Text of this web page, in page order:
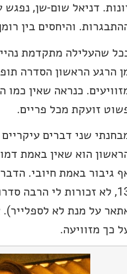
דניאל שום-שן,
והיחסים בין
שהעלילה מתקדמת
הרגע הראשון הסדרה
כנראה שאין
זועקת מכל פריים.
שני דברים
הוא שאין באמת
גיבור באמת חיובי.
13, לא זכורות לי הרבה
כך מזוויעה.